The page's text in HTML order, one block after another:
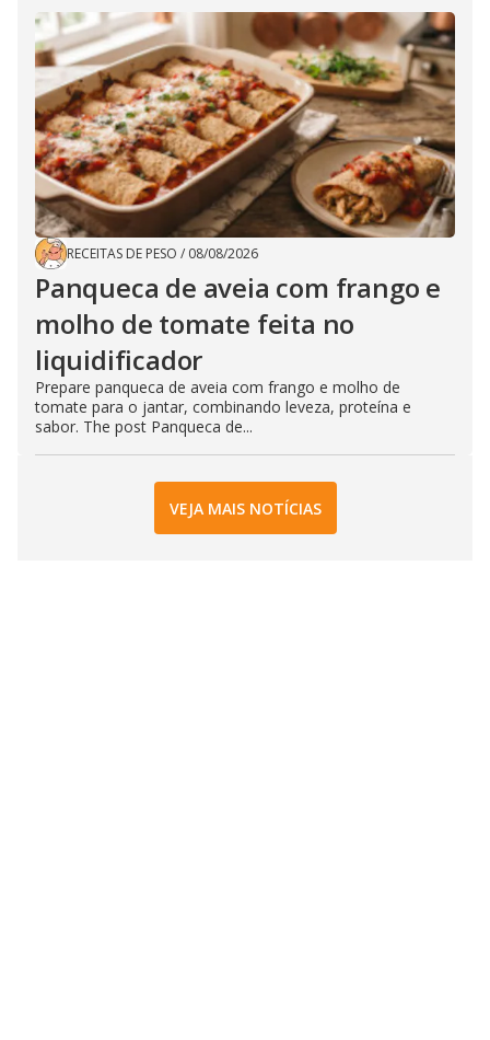
RECEITAS DE PESO / 08/08/2026
Panqueca de aveia com frango e
molho de tomate feita no
liquidificador
Prepare panqueca de aveia com frango e molho de
tomate para o jantar, combinando leveza, proteína e
sabor. The post Panqueca de...
VEJA MAIS NOTÍCIAS